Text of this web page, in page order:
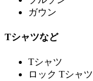
ガウン
Tシャツなど
Tシャツ
ロック Tシャツ